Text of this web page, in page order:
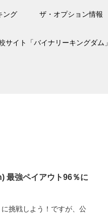
ング ザ・オプション情報
サイト「バイナリーキングダム」
最強ペイアウト96％に
挑戦しよう！ですが、公